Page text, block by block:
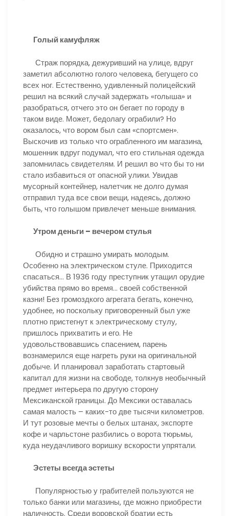
Голый камуфляж
Страж порядка, дежуривший на улице, вдруг
заметил абсолютно голого человека, бегущего со
всех ног. Естественно, удивленный полицейский
решил на всякий случай задержать «голыша» и
разобраться, отчего это он бегает по городу в
таком виде. Может, бедолагу ограбили? Но
оказалось, что вором был сам «спортсмен».
Выскочив из только что ограбленного им магазина,
мошенник вдруг подумал, что его стильная одежда
запомнилась свидетелям. И решил во что бы то ни
стало избавиться от опасной улики. Увидав
мусорный контейнер, налетчик не долго думая
отправил туда все свои вещи, надеясь, должно
быть, что голышом привлечет меньше внимания.
Утром деньги – вечером стулья
Обидно и страшно умирать молодым.
Особенно на электрическом стуле. Приходится
спасаться… В 1936 году преступник утащил орудие
убийства прямо во время… своей собственной
казни! Без громоздкого агрегата бегать, конечно,
удобнее, но поскольку приговоренный был уже
плотно пристегнут к электрическому стулу,
пришлось прихватить и его. Не
удовольствовавшись спасением, парень
вознамерился еще нагреть руки на оригинальной
добыче. И планировал заработать стартовый
капитал для жизни на свободе, толкнув необычный
предмет интерьера по другую сторону
Мексиканской границы. До Мексики оставалась
самая малость – каких-то две тысячи километров.
И тут розовые мечты о белых штанах, экспорте
кофе и чарльстоне разбились о ворота тюрьмы,
куда неудачливого воришку вскорости упрятали.
Эстеты всегда эстеты
Популярностью у грабителей пользуются не
только банки или магазины, где можно приобрести
наличность. Среди воровской братии есть